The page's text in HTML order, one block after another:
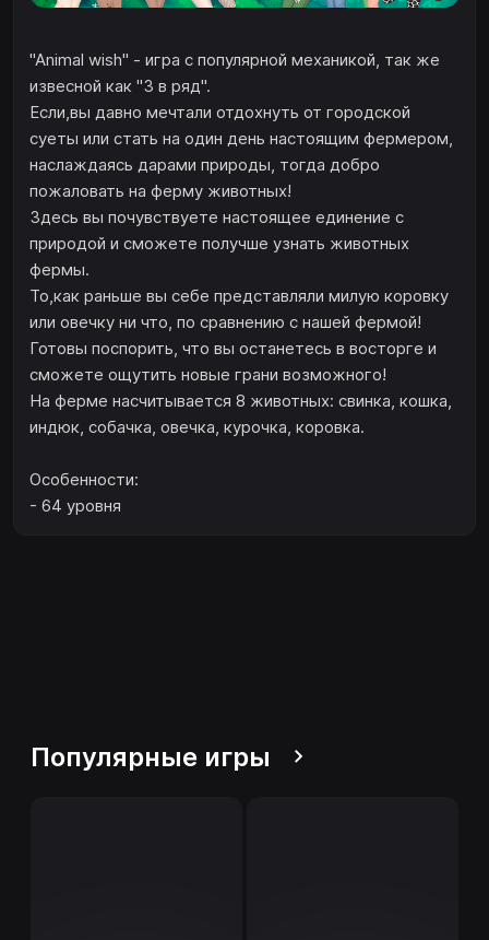
"Animal wish" - игра с популярной механикой, так же
извесной как "3 в ряд".
Если,вы давно мечтали отдохнуть от городской
суеты или стать на один день настоящим фермером,
наслаждаясь дарами природы, тогда добро
пожаловать на ферму животных!
Здесь вы почувствуете настоящее единение с
природой и сможете получше узнать животных
фермы.
То,как раньше вы себе представляли милую коровку
или овечку ни что, по сравнению с нашей фермой!
Готовы поспорить, что вы останетесь в восторге и
сможете ощутить новые грани возможного!
На ферме насчитывается 8 животных: свинка, кошка,
индюк, собачка, овечка, курочка, коровка.
Особенности:
- 64 уровня
Популярные игры